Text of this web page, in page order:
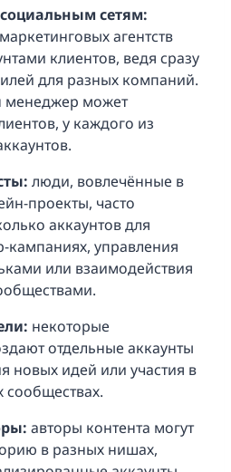
сетям:
агентств
клиентов, ведя сразу
для разных компаний.
менеджер может
у каждого из
люди, вовлечённые в
проекты, часто
аккаунтов для
кампаниях, управления
или взаимодействия
некоторые
отдельные аккаунты
новых идей или участия в
авторы контента могут
в разных нишах,